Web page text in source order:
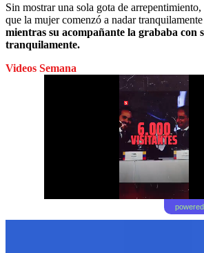
Sin mostrar una sola gota de
que la mujer comenzó a nadar
mientras su acompañante la grababa con
tranquilamente.
Videos Semana